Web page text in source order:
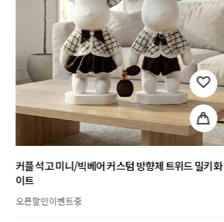
[패턴/DIY/완제품 택] 초보자도 가능한 북커버 만들기
선물하기 완제품 포장가능
DIY만들기동영상 제공